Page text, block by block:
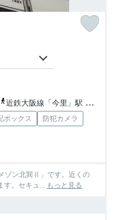
近鉄大阪線「今里」駅 徒歩13分
ボックス
防犯カメラ
ゾン北巽Ⅱ」です。近くの
す。セキュ... もっと見る